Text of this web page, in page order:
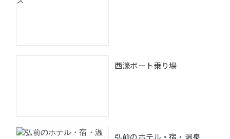
西濠ボート乗り場
弘前のホテル・宿・温泉